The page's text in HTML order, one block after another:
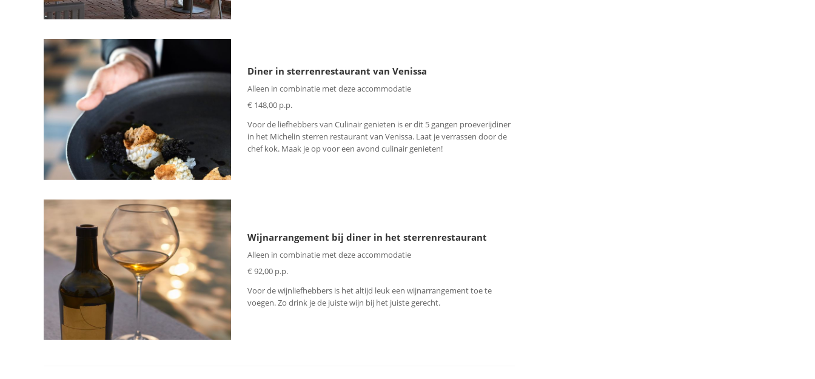
Diner in sterrenrestaurant van Venissa
Alleen in combinatie met deze accommodatie
€ 148,00 p.p.
Voor de liefhebbers van Culinair genieten is er dit 5 gangen proeverijdiner
in het Michelin sterren restaurant van Venissa. Laat je verrassen door de
chef kok. Maak je op voor een avond culinair genieten!
Wijnarrangement bij diner in het sterrenrestaurant
Alleen in combinatie met deze accommodatie
€ 92,00 p.p.
Voor de wijnliefhebbers is het altijd leuk een wijnarrangement toe te
voegen. Zo drink je de juiste wijn bij het juiste gerecht.